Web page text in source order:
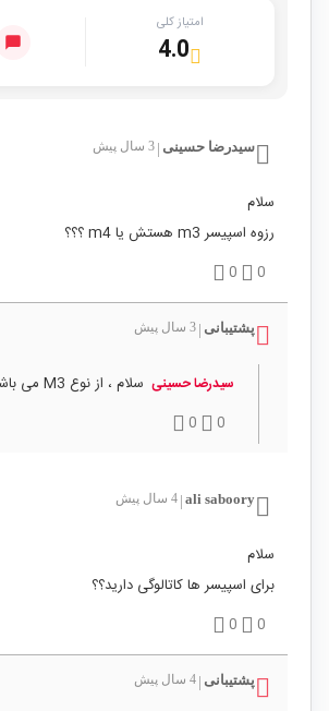
امتیاز کلی
4.0
سیدرضا حسینی 3 سال پیش
سلام
رزوه اسپیسر m3 هستش یا m4 ؟؟؟
0
0
پشتیبانی 3 سال پیش
سیدرضا حسینی سلام ، از نوع M3 می باشد
0
0
ali saboory 4 سال پیش
سلام
برای اسپیسر ها کاتالوگی دارید؟؟
0
0
پشتیبانی 4 سال پیش